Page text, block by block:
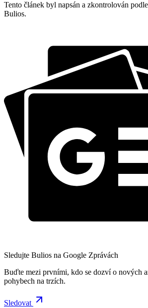
Tento článek byl napsán a zkontrolován podle
Bulios.
Sledujte Bulios na Google Zprávách
Buďte mezi prvními, kdo se dozví o nových
pohybech na trzích.
Sledovat